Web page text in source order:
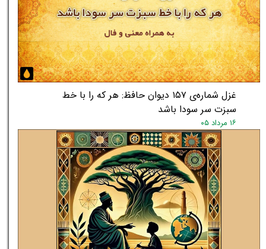
غزل شماره‌ی ۱۵۷ دیوان حافظ: هر که را با خط
سبزت سر سودا باشد
۱۶ مرداد ۰۵